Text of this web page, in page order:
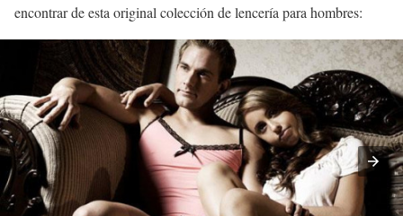
encontrar de esta original colección de lencería para hombres: